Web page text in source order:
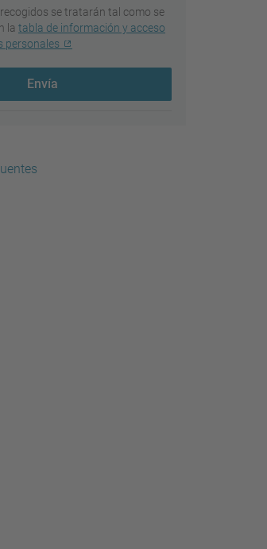
se tratarán tal como se
la tabla de información y acceso
personales
Envía